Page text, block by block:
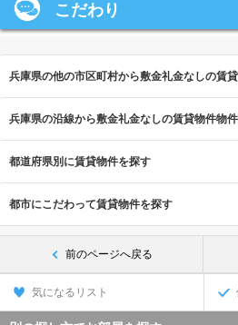
こだわり
兵庫県の他の市区町村から敷金礼金なしの賃
兵庫県の沿線から敷金礼金なしの賃貸物件物
都道府県別に賃貸物件を探す
都市にこだわって賃貸物件を探す
前のページへ戻る
気になるリスト